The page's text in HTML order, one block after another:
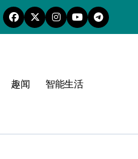
趣闻 智能生活